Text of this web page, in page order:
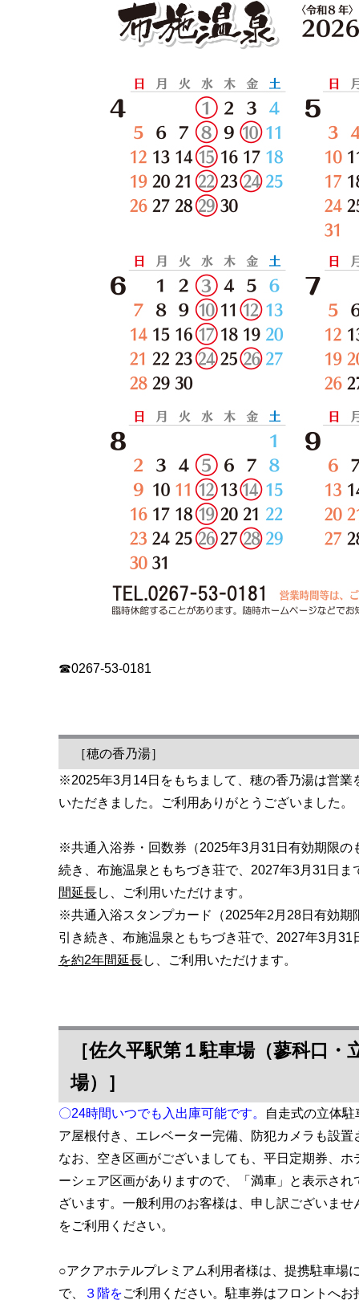
☎0267-53-0181
［穂の香乃湯］
※2025年3月14日をもちまして、穂の香乃湯は営業
いただきました。ご利用ありがとうございました。
※共通入浴券・回数券（2025年3月31日有効期限の
続き、布施温泉ともちづき荘で、2027年3月31日ま
間延長し、ご利用いただけます。
※共通入浴スタンプカード（2025年2月28日有効期
引き続き、布施温泉ともちづき荘で、2027年3月31
を約2年間延長し、ご利用いただけます。
［佐久平駅第１駐車場（蓼科口・
場）］
〇24時間いつでも入出庫可能です。
自走式の立体
ア屋根付き、エレベーター完備、防犯カメラも設置
なお、空き区画がございましても、平日定期券、ホ
ーシェア区画がありますので、「満車」と表示され
ざいます。一般利用のお客様は、申し訳ございませ
をご利用ください。
○アクアホテルプレミアム利用者様は、提携駐車場
で、
３階をご利用ください。駐車券はフロントへお